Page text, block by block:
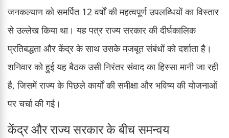
जनकल्याण को समर्पित 12 वर्षों की महत्वपूर्ण उपलब्धियों का विस्तार
से उल्लेख किया था। यह पत्र राज्य सरकार की दीर्घकालिक
प्रतिबद्धता और केंद्र के साथ उसके मजबूत संबंधों को दर्शाता है।
शनिवार को हुई यह बैठक उसी निरंतर संवाद का हिस्सा मानी जा रही
है, जिसमें राज्य के पिछले कार्यों की समीक्षा और भविष्य की योजनाओं
पर चर्चा की गई।
केंद्र और राज्य सरकार के बीच समन्वय